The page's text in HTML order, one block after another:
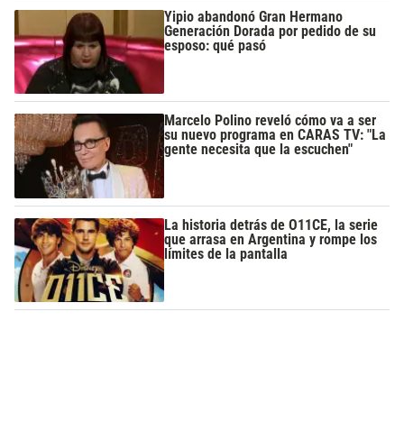
Yipio abandonó Gran Hermano
Generación Dorada por pedido de su
esposo: qué pasó
Marcelo Polino reveló cómo va a ser
su nuevo programa en CARAS TV: "La
gente necesita que la escuchen"
La historia detrás de O11CE, la serie
que arrasa en Argentina y rompe los
límites de la pantalla